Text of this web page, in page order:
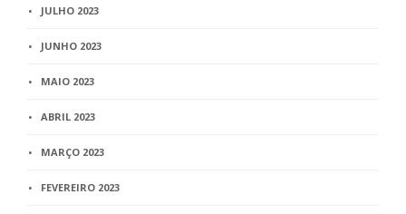
JULHO 2023
JUNHO 2023
MAIO 2023
ABRIL 2023
MARÇO 2023
FEVEREIRO 2023